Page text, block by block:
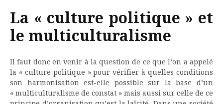
La « culture politique » et
le multiculturalisme
Il faut donc en venir à la question de ce que l’on a appelé
la « culture politique » pour vérifier à quelles conditions
son harmonisation est-elle possible sur la base d’un
« multiculturalisme de constat » mais aussi sur celle de ce